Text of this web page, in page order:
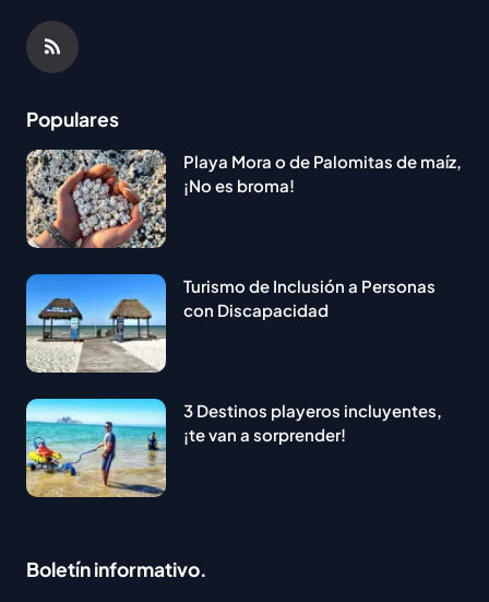
Populares
Playa Mora o de Palomitas de maíz,
¡No es broma!
Turismo de Inclusión a Personas
con Discapacidad
3 Destinos playeros incluyentes,
¡te van a sorprender!
Boletín informativo.